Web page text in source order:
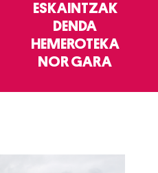
ESKAINTZAK
DENDA
HEMEROTEKA
NOR GARA